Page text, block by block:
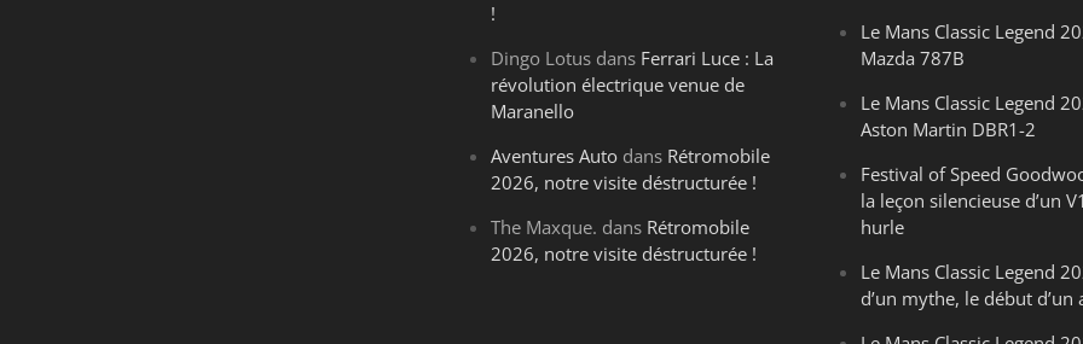
!
Dingo Lotus dans Ferrari Luce : La
révolution électrique venue de
Maranello
Aventures Auto dans Rétromobile
2026, notre visite déstructurée !
The Maxque. dans Rétromobile
2026, notre visite déstructurée !
Le Mans Classic Legend
Mazda 787B
Le Mans Classic Legend
Aston Martin DBR1-2
Festival of Speed
la leçon silencieuse d’un
hurle
Le Mans Classic Legend
d’un mythe, le début d’un